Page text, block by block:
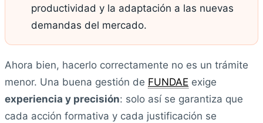
productividad y la adaptación a las nuevas
demandas del mercado.
Ahora bien, hacerlo correctamente no es un trámite
menor. Una buena gestión de FUNDAE exige
experiencia y precisión: solo así se garantiza que
cada acción formativa y cada justificación se